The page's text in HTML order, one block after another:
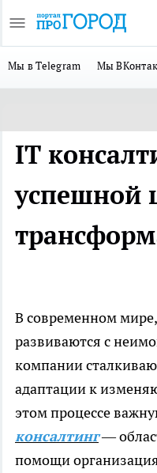
Мы в Telegram Мы
IT
успешной
В современном мире,
развиваются с
компании
адаптации к
этом процессе
консалтинг—
помощи